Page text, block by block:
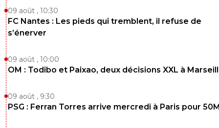
09 août , 10:30
FC Nantes : Les pieds qui tremblent, il refuse de
s’énerver
09 août , 10:00
OM : Todibo et Paixao, deux décisions XXL à
09 août , 9:30
PSG : Ferran Torres arrive mercredi à Paris pour